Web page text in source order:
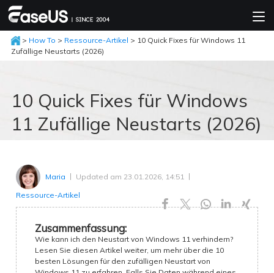
> How To > Ressource-Artikel > 10 Quick Fixes für Windows 11
Zufällige Neustarts (2026)
10 Quick Fixes für Windows
11 Zufällige Neustarts (2026)
Maria
Updated am 23.01.2026, 14:51
Ressource-Artikel
   

Zusammenfassung:
Wie kann ich den Neustart von Windows 11 verhindern?
Lesen Sie diesen Artikel weiter, um mehr über die 10
besten Lösungen für den zufälligen Neustart von